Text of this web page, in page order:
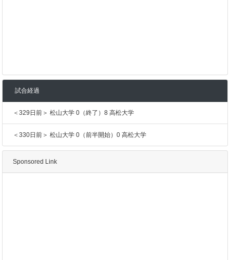
試合経過
＜329日前＞ 松山大学 0（終了）8 高松大学
＜330日前＞ 松山大学 0（前半開始）0 高松大学
Sponsored Link